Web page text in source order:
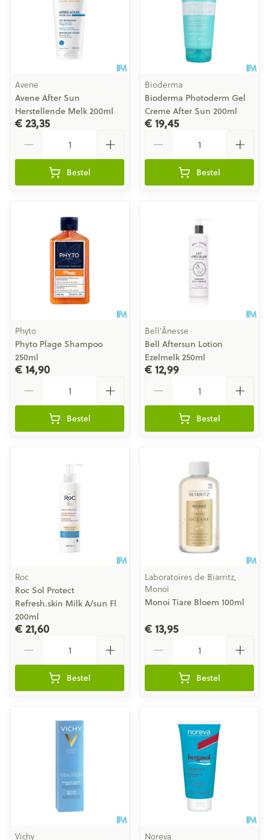
Avene
Avene After Sun
Herstellende Melk 200ml
€ 23,35
Bestel
Bioderma
Bioderma Photoderm Gel
Creme After Sun 200ml
€ 19,45
Bestel
Phyto
Phyto Plage Shampoo
250ml
€ 14,90
Bestel
Bell’Ânesse
Bell Aftersun Lotion
Ezelmelk 250ml
€ 12,99
Bestel
Roc
Roc Sol Protect
Refresh.skin Milk A/sun Fl
200ml
€ 21,60
Bestel
Laboratoires de Biarritz,
Monoi
Monoi Tiare Bloem 100ml
€ 13,95
Bestel
Vichy
Noreva